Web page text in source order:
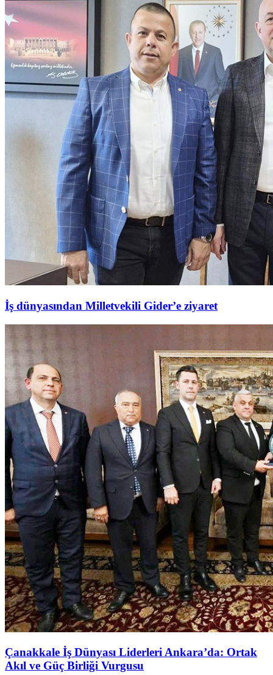
İş dünyasından Milletvekili Gider’e ziyaret
Çanakkale İş Dünyası Liderleri Ankara’da: Ortak
Akıl ve Güç Birliği Vurgusu